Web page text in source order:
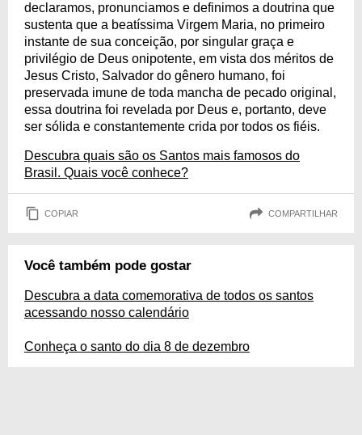
declaramos, pronunciamos e definimos a doutrina que
sustenta que a beatíssima Virgem Maria, no primeiro
instante de sua conceição, por singular graça e
privilégio de Deus onipotente, em vista dos méritos de
Jesus Cristo, Salvador do gênero humano, foi
preservada imune de toda mancha de pecado original,
essa doutrina foi revelada por Deus e, portanto, deve
ser sólida e constantemente crida por todos os fiéis.
Descubra quais são os Santos mais famosos do
Brasil. Quais você conhece?
COPIAR COMPARTILHAR
Você também pode gostar
Descubra a data comemorativa de todos os santos
acessando nosso calendário
Conheça o santo do dia 8 de dezembro